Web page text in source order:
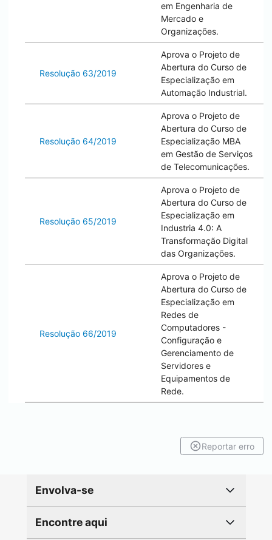
em Engenharia de
Mercado e
Organizações.
Resolução 63/2019
Aprova o Projeto de
Abertura do Curso de
Especialização em
Automação Industrial.
Resolução 64/2019
Aprova o Projeto de
Abertura do Curso de
Especialização MBA
em Gestão de Serviços
de Telecomunicações.
Resolução 65/2019
Aprova o Projeto de
Abertura do Curso de
Especialização em
Industria 4.0: A
Transformação Digital
das Organizações.
Resolução 66/2019
Aprova o Projeto de
Abertura do Curso de
Especialização em
Redes de
Computadores -
Configuração e
Gerenciamento de
Servidores e
Equipamentos de
Rede.
Reportar erro
Envolva-se
Encontre aqui